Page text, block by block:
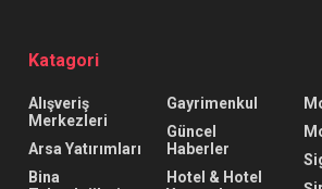
Katagori
Alışveriş
Merkezleri
Arsa Yatırımları
Bina
Gayrimenkul
Güncel
Haberler
Hotel & Hotel